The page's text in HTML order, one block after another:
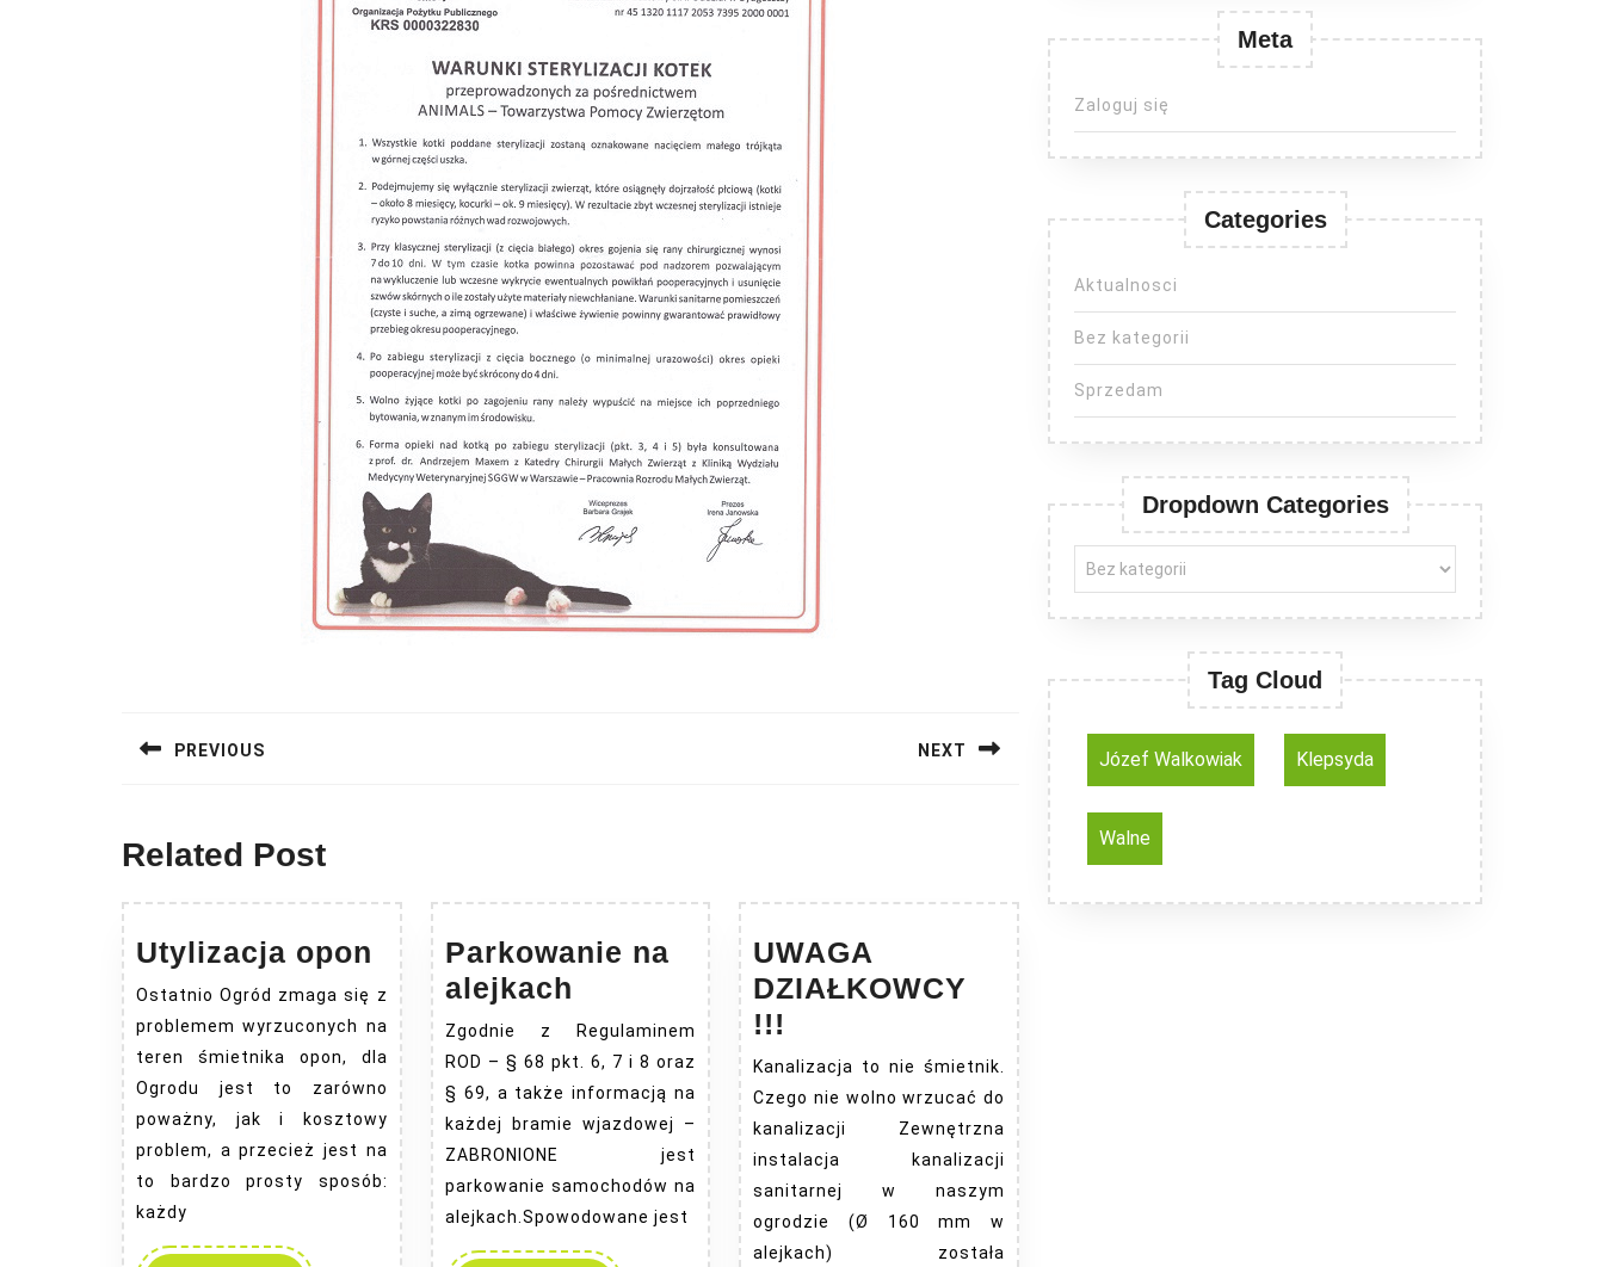
wpisu
PREVIOUS NEXT
Related Post
Utylizacja opon Utylizacja
opon
Ostatnio Ogród zmaga się z
problemem wyrzuconych na
teren śmietnika opon, dla
Ogrodu jest to zarówno
poważny, jak i kosztowy
problem, a przecież jest na
to bardzo prosty sposób:
każdy
Parkowanie na
alejkach Parkowanie
na
alejkach
Zgodnie z Regulaminem
ROD – § 68 pkt. 6, 7 i 8 oraz
§ 69, a także informacją na
każdej bramie wjazdowej –
ZABRONIONE jest
parkowanie samochodów na
alejkach.Spowodowane jest
UWAGA
DZIAŁKOWCY
!!!
DZIAŁKOWCY
!!!
Kanalizacja to nie śmietnik.
Czego nie wolno wrzucać do
kanalizacji Zewnętrzna
instalacja kanalizacji
sanitarnej w naszym
ogrodzie (Ø 160 mm w
alejkach) została
Meta
Zaloguj się
Categories
Aktualnosci
Bez kategorii
Sprzedam
Dropdown Categories
Tag Cloud
Józef Walkowiak Klepsyda
Walne